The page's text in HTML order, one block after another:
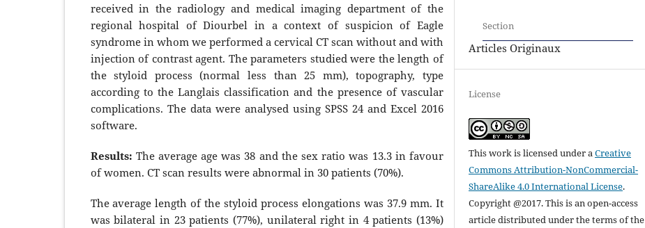
received in the radiology and medical imaging department of the
regional hospital of Diourbel in a context of suspicion of Eagle
syndrome in whom we performed a cervical CT scan without and with
injection of contrast agent. The parameters studied were the length of
the styloid process (normal less than 25 mm), topography, type
according to the Langlais classification and the presence of vascular
complications. The data were analysed using SPSS 24 and Excel 2016
software.
Results: The average age was 38 and the sex ratio was 13.3 in favour
of women. CT scan results were abnormal in 30 patients (70%).
The average length of the styloid process elongations was 37.9 mm. It
was bilateral in 23 patients (77%), unilateral right in 4 patients (13%)
Section
Articles Originaux
License
This work is licensed under aCreative
Commons Attribution-NonCommercial-
ShareAlike 4.0 International License.
Copyright @2017. This is an open-access
article distributed under the terms of the